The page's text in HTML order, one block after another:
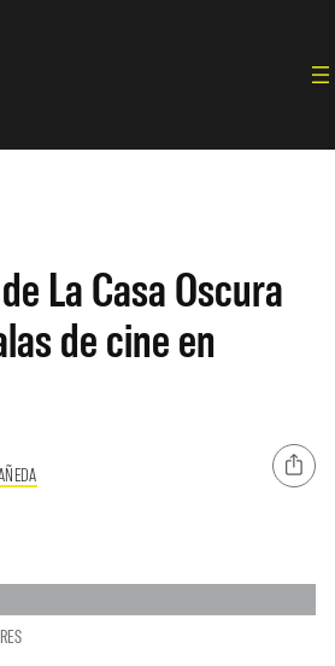
La Casa Oscura
de cine en